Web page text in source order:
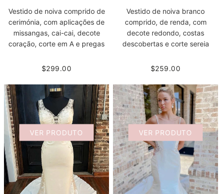
Vestido de noiva comprido de
cerimónia, com aplicações de
missangas, cai-cai, decote
coração, corte em A e pregas
$299.00
Vestido de noiva branco
comprido, de renda, com
decote redondo, costas
descobertas e corte sereia
$259.00
VER PRODUTO VER PRODUTO